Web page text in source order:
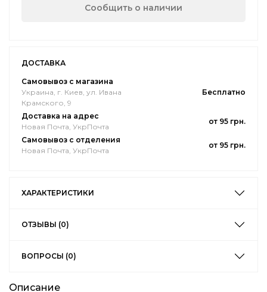
Сообщить о наличии
ДОСТАВКА
Самовывоз с магазина
Украина, г. Киев, ул. Ивана
Крамского, 9
Бесплатно
Доставка на адрес
Новая Почта, УкрПочта
от 95 грн.
Самовывоз с отделения
Новая Почта, УкрПочта
от 95 грн.
ХАРАКТЕРИСТИКИ
ОТЗЫВЫ (0)
ВОПРОСЫ (0)
Описание